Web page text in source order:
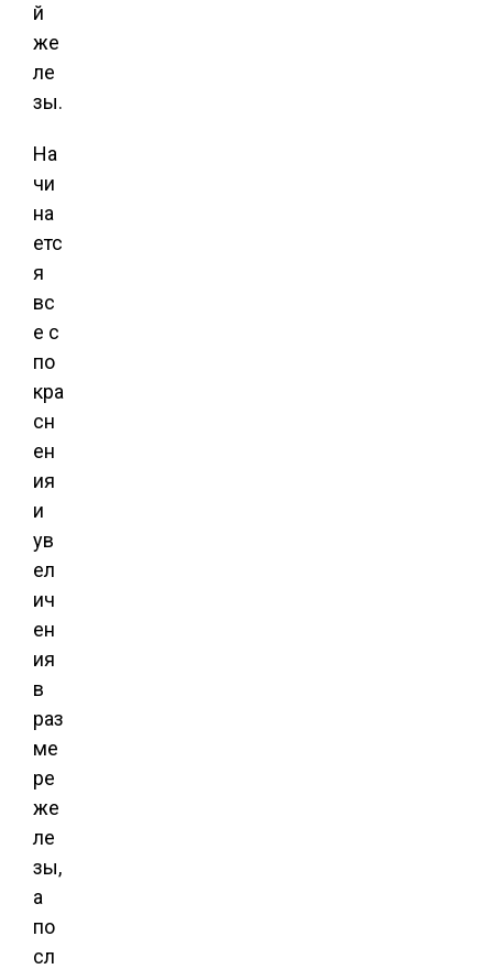
й
же
ле
зы.
На
чи
на
етс
я
вс
е с
по
кра
сн
ен
ия
и
ув
ел
ич
ен
ия
в
раз
ме
ре
же
ле
зы,
а
по
сл